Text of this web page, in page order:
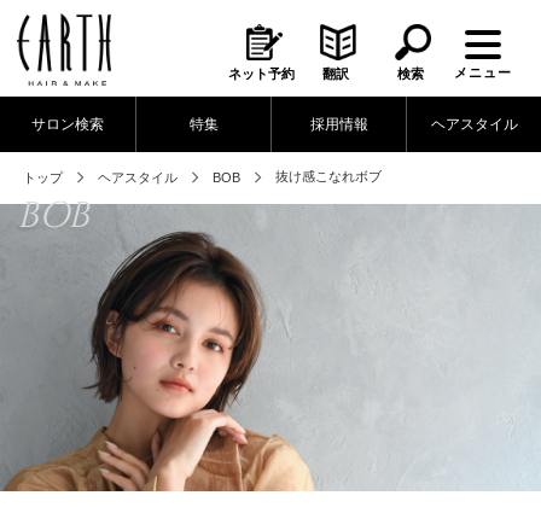
ネット予約 翻訳 検索 メニュー
サロン検索 特集 採用情報 ヘアスタイル
トップ ヘアスタイル BOB 抜け感こなれボブ
BOB